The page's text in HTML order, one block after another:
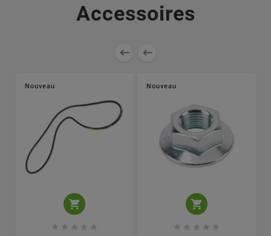
Accessoires
 
Nouveau

    
Nouveau

    